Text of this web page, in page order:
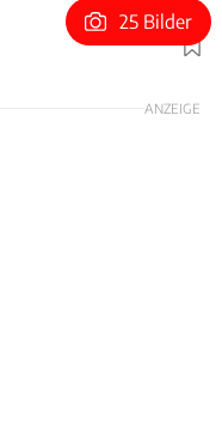
Foto: Jerry André
25 Bilder
ANZEIGE